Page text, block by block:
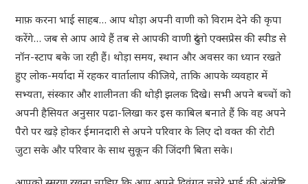
माफ़ करना भाई साहब… आप थोड़ा अपनी वाणी को विराम देने की कृपा
करेंगे… जब से आप आये हैं तब से आपकी वाणी दुरंतो एक्सप्रेस की स्पीड से
नॉन-स्टाप बके जा रही हैं। थोड़ा समय, स्थान और अवसर का ध्यान रखते
हुए लोक-मर्यादा में रहकर वार्तालाप कीजिये, ताकि आपके व्यवहार में
सभ्यता, संस्कार और शालीनता की थोड़ी झलक दिखे। सभी अपने बच्चों को
अपनी हैसियत अनुसार पढा-लिखा कर इस काबिल बनाते हैं कि वह अपने
पैरो पर खड़े होकर ईमानदारी से अपने परिवार के लिए दो वक्त की रोटी
जुटा सके और परिवार के साथ सुकून की जिंदगी बिता सके।